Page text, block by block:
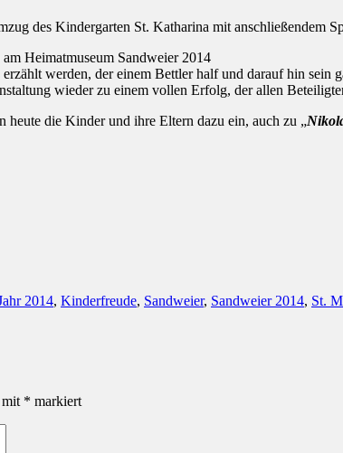
des Kindergarten St. Katharina mit anschließendem
werden, der einem Bettler half und darauf hin sein
wieder zu einem vollen Erfolg, der allen
die Kinder und ihre Eltern dazu ein, auch zu „
2014, Kinderfreude, Sandweier, Sandweier 2014, St.
* markiert